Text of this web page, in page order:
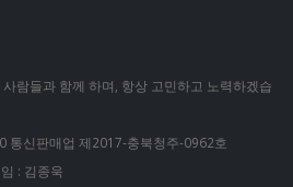
람들과 함께 하며, 항상 고민하고 노력하겠습
통신판매업 제2017-충북청주-0962호
: 김종욱